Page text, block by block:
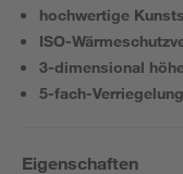
hochwertige
ISO-
3-dimensional
5-fach-
Eigenschaften